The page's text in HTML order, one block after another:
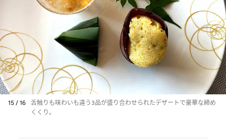
15 / 16
舌触りも味わいも違う3品が盛り合わせられたデザートで豪華な締め
くくり。